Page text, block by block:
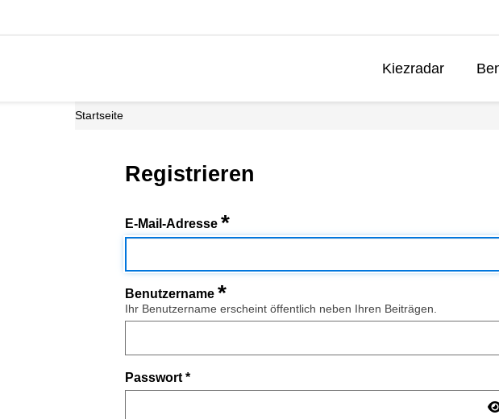
Kiezradar
Startseite
Registrieren
E-Mail-Adresse *
Benutzername *
Ihr Benutzername erscheint öffentlich neben Ihren Beiträgen.
Passwort *